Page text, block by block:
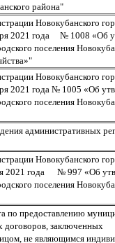
района"
Новокубанского
2021 года № 1008 «Об
поселения
Новокубанского
2021 года № 1005 «Об
поселения
административных
Новокубанского
2021 года № 997 «Об
поселения
по предоставлению
договоров, заключенных
не являющимся